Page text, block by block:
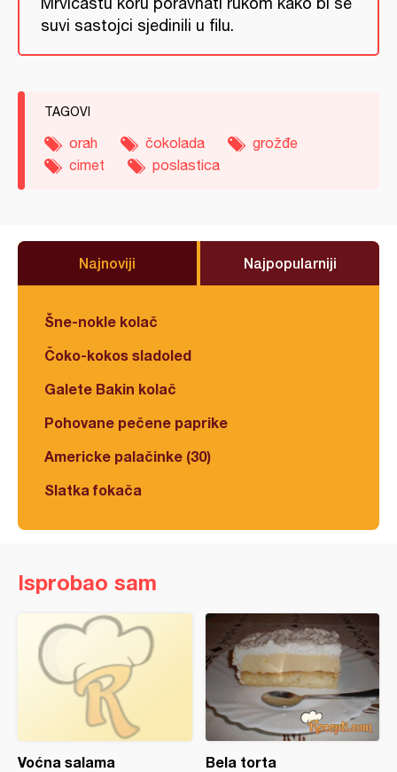
suvi sastojci sjedinili u filu.
TAGOVI
orah čokolada
grožđe
cimet
poslastica
Najnoviji Najpopularniji
Šne-nokle kolač
Čoko-kokos sladoled
Galete Bakin kolač
Pohovane pečene paprike
Americke palačinke (30)
Slatka fokača
Isprobao sam
Voćna salama Bela torta